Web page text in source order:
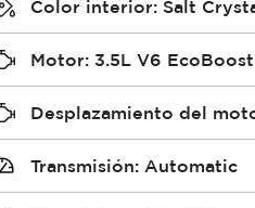
Color interior: Salt
Motor: 3.5L V6
Desplazamiento del
Transmisión: Automatic